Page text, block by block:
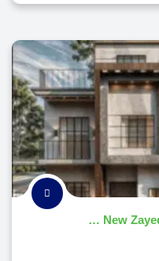
كمبوند جيرونا زايد الجديدة - 2026 Girona New Zayed